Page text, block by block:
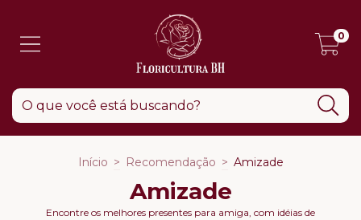
0
Início > Recomendação > Amizade
Amizade
Encontre os melhores presentes para amiga, com idéias de